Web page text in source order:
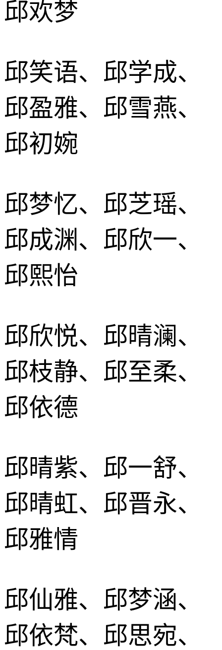
邱欢梦
邱笑语、邱学成、
邱盈雅、邱雪燕、
邱初婉
邱梦忆、邱芝瑶、
邱成渊、邱欣一、
邱熙怡
邱欣悦、邱晴澜、
邱枝静、邱至柔、
邱依德
邱晴紫、邱一舒、
邱晴虹、邱晋永、
邱雅情
邱仙雅、邱梦涵、
邱依梵、邱思宛、